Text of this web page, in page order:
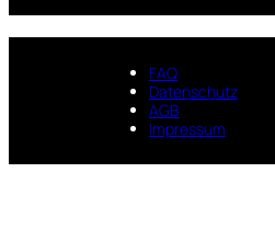
FAQ
Datenschutz
AGB
Impressum